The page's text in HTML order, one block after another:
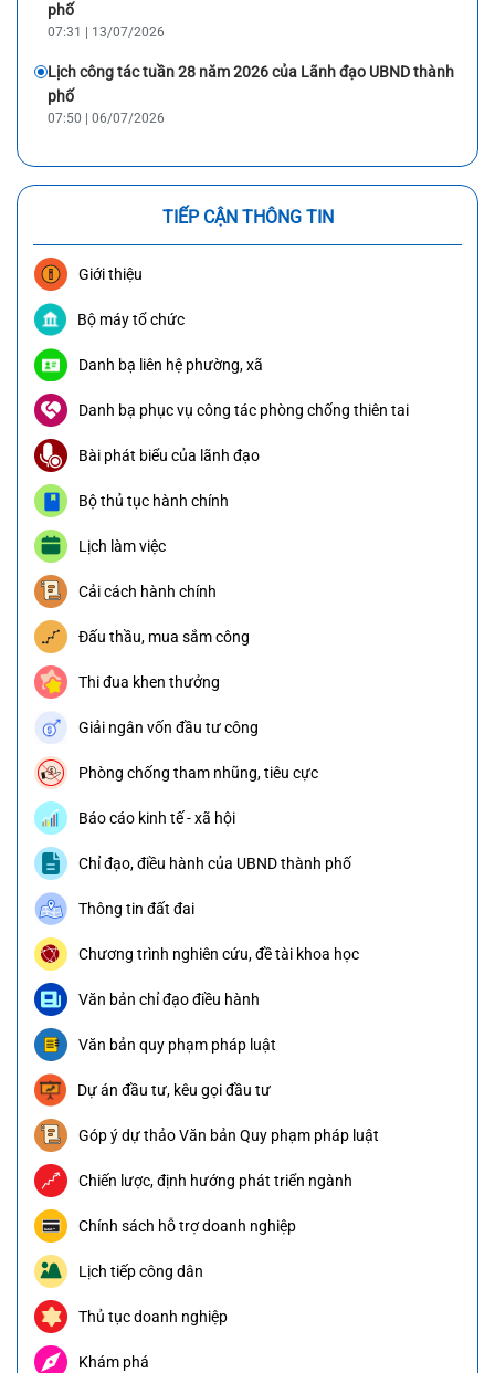
phố
07:31 | 13/07/2026
Lịch công tác tuần 28 năm 2026 của Lãnh đạo UBND thành
phố
07:50 | 06/07/2026
TIẾP CẬN THÔNG TIN
Giới thiệu
Bộ máy tổ chức
Danh bạ liên hệ phường, xã
Danh bạ phục vụ công tác phòng chống thiên tai
Bài phát biểu của lãnh đạo
Bộ thủ tục hành chính
Lịch làm việc
Cải cách hành chính
Đấu thầu, mua sắm công
Thi đua khen thưởng
Giải ngân vốn đầu tư công
Phòng chống tham nhũng, tiêu cực
Báo cáo kinh tế - xã hội
Chỉ đạo, điều hành của UBND thành phố
Thông tin đất đai
Chương trình nghiên cứu, đề tài khoa học
Văn bản chỉ đạo điều hành
Văn bản quy phạm pháp luật
Dự án đầu tư, kêu gọi đầu tư
Góp ý dự thảo Văn bản Quy phạm pháp luật
Chiến lược, định hướng phát triển ngành
Chính sách hỗ trợ doanh nghiệp
Lịch tiếp công dân
Thủ tục doanh nghiệp
Khám phá